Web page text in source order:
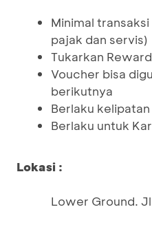
Minimal
pajak dan servis)
Tukarkan
Voucher bisa
berikutnya
Berlaku kelipatan
Berlaku untuk
Lokasi :
Lower Ground.